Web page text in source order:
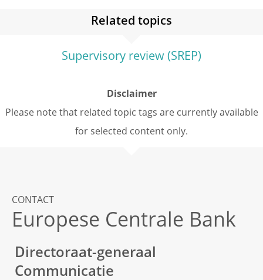
Related topics
Supervisory review (SREP)
Disclaimer
Please note that related topic tags are currently available
for selected content only.
CONTACT
Europese Centrale Bank
Directoraat-generaal
Communicatie